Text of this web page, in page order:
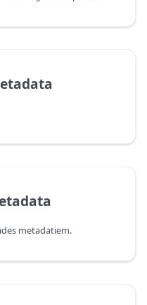
metadatiem.